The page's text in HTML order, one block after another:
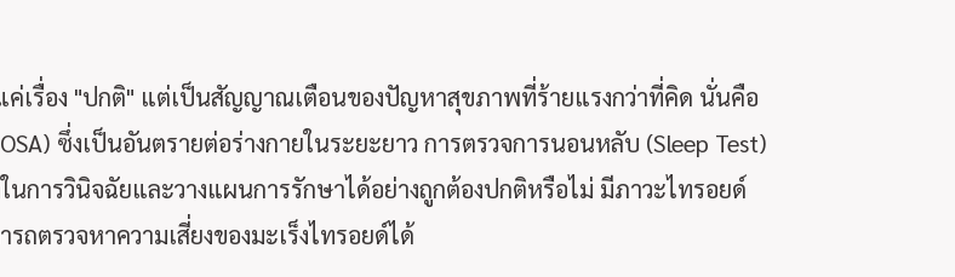
แค่เรื่อง "ปกติ" แต่เป็นสัญญาณเตือนของปัญหาสุขภาพที่ร้ายแรงกว่าที่คิด นั่นคือ
ซึ่งเป็นอันตรายต่อร่างกายในระยะยาว การตรวจการนอนหลับ (Sleep Test)
การวินิจฉัยและวางแผนการรักษาได้อย่างถูกต้องปกติหรือไม่ มีภาวะไทรอยด์
ถตรวจหาความเสี่ยงของมะเร็งไทรอยด์ได้